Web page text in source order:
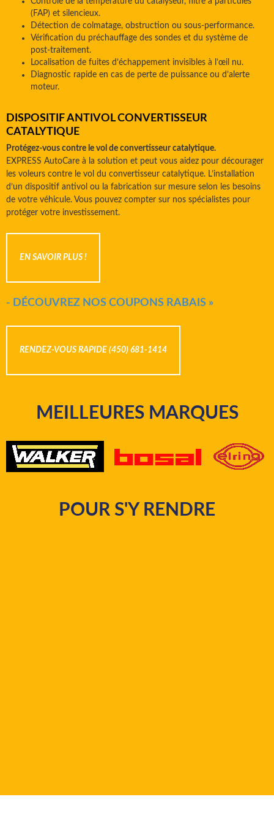
(FAP) et silencieux.
Détection de colmatage, obstruction ou sous-performance.
Vérification du préchauffage des sondes et du système de
post-traitement.
Localisation de fuites d’échappement invisibles à l’œil nu.
Diagnostic rapide en cas de perte de puissance ou d’alerte
moteur.
DISPOSITIF ANTIVOL CONVERTISSEUR
CATALYTIQUE
Protégez-vous contre le vol de convertisseur catalytique.
EXPRESS AutoCare à la solution et peut vous aidez pour décourager
les voleurs contre le vol du convertisseur catalytique. L’installation
d’un dispositif antivol ou la fabrication sur mesure selon les besoins
de votre véhicule. Vous pouvez compter sur nos spécialistes pour
protéger votre investissement.
EN SAVOIR PLUS !
- DÉCOUVREZ NOS COUPONS RABAIS »
RENDEZ-VOUS RAPIDE (450) 681-1414
MEILLEURES MARQUES
POUR S'Y RENDRE